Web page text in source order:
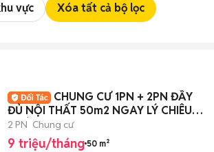
vực Xóa tất cả bộ lọc
CHUNG CƯ 1PN + 2PN ĐẦY
ĐỦ NỘI THẤT 50m2 NGAY LÝ CHIÊU
HOÀNG Q6
2 PN Chung cư
9 triệu/tháng 50 m²